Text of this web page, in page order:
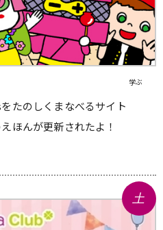
学ぶ
たのしくまなべるサイト
ほんが更新されたよ！
土